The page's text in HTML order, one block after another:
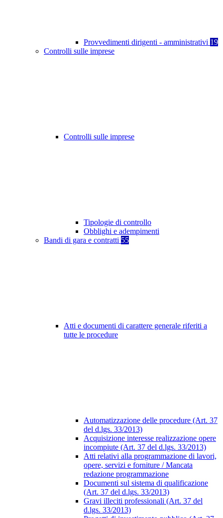
Provvedimenti dirigenti - amministrativi 19
Controlli sulle imprese
Controlli sulle imprese
Tipologie di controllo
Obblighi e adempimenti
Bandi di gara e contratti 55
Atti e documenti di carattere generale riferiti a
tutte le procedure
Automatizzazione delle procedure (Art. 37
del d.lgs. 33/2013)
Acquisizione interesse realizzazione opere
incompiute (Art. 37 del d.lgs. 33/2013)
Atti relativi alla programmazione di lavori,
opere, servizi e forniture / Mancata
redazione programmazione
Documenti sul sistema di qualificazione
(Art. 37 del d.lgs. 33/2013)
Gravi illeciti professionali (Art. 37 del
d.lgs. 33/2013)